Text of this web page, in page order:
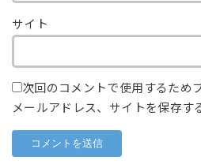
サイト
次回のコメントで使用するため
メールアドレス、サイトを保存す